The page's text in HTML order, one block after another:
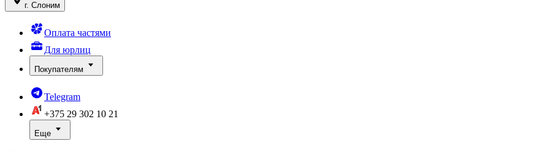
г. Слоним
Оплата частями
Для юрлиц
Покупателям
Telegram
+375 29 302 10 21
Еще